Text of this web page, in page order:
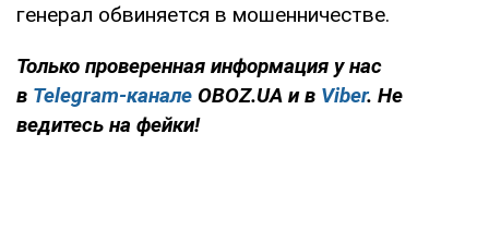
генерал обвиняется в мошенничестве.
Только проверенная информация у нас
в Telegram-канале OBOZ.UA и в Viber. Не
ведитесь на фейки!